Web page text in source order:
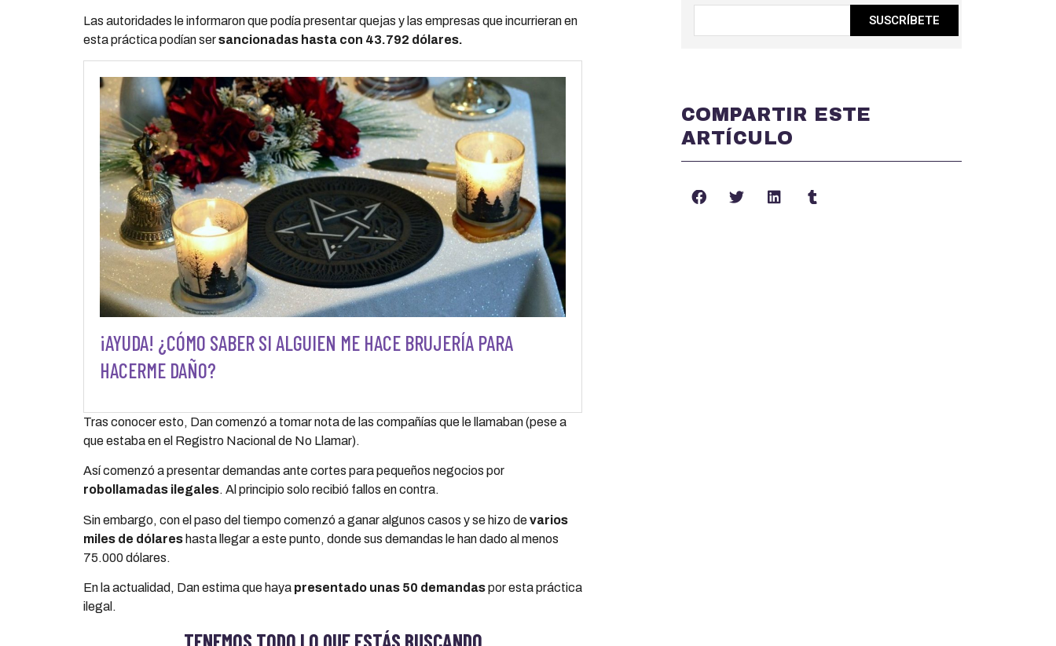
Las autoridades le informaron que podía presentar quejas y las empresas que incurrieran en
esta práctica podían sersancionadas hasta con 43.792 dólares.
¡AYUDA! ¿CÓMO SABER SI ALGUIEN ME HACE BRUJERÍA PARA
HACERME DAÑO?
Tras conocer esto, Dan comenzó a tomar nota de las compañías que le llamaban (pese a
que estaba en el Registro Nacional de No Llamar).
Así comenzó a presentar demandas ante cortes para pequeños negocios por
robollamadas ilegales. Al principio solo recibió fallos en contra.
Sin embargo, con el paso del tiempo comenzó a ganar algunos casos y se hizo devarios
miles de dólares hasta llegar a este punto, donde sus demandas le han dado al menos
75.000 dólares.
En la actualidad, Dan estima que haya presentado unas 50 demandaspor esta práctica
ilegal.
SUSCRÍBETE
COMPARTIR ESTE
ARTÍCULO